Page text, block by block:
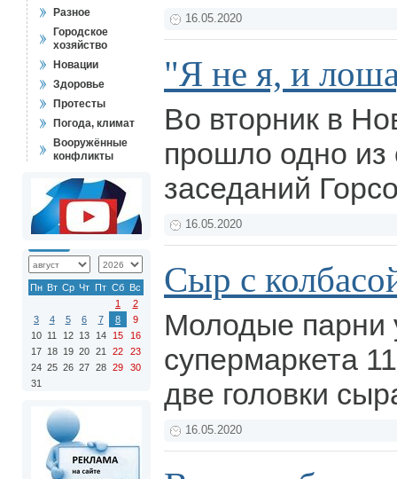
Разное
Городское
хозяйство
Новации
Здоровье
Протесты
Погода, климат
Вооружённые
конфликты
Пн Вт Ср Чт Пт Сб Вс
1
2
3
4 5 6 7 8
9
10 11 12 13 14 15
16
17 18 19 20 21 22
23
24 25 26 27 28 29
30
31
16.05.2020
"Я не я, и
Во вторник в
прошло одно из
заседаний
16.05.2020
Сыр с
Молодые парни
супермаркета
две головки
16.05.2020